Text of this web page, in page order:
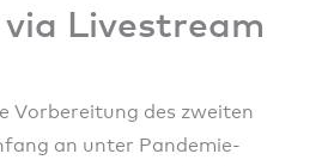
Livestream
Vorbereitung des zweiten
an unter Pandemie-